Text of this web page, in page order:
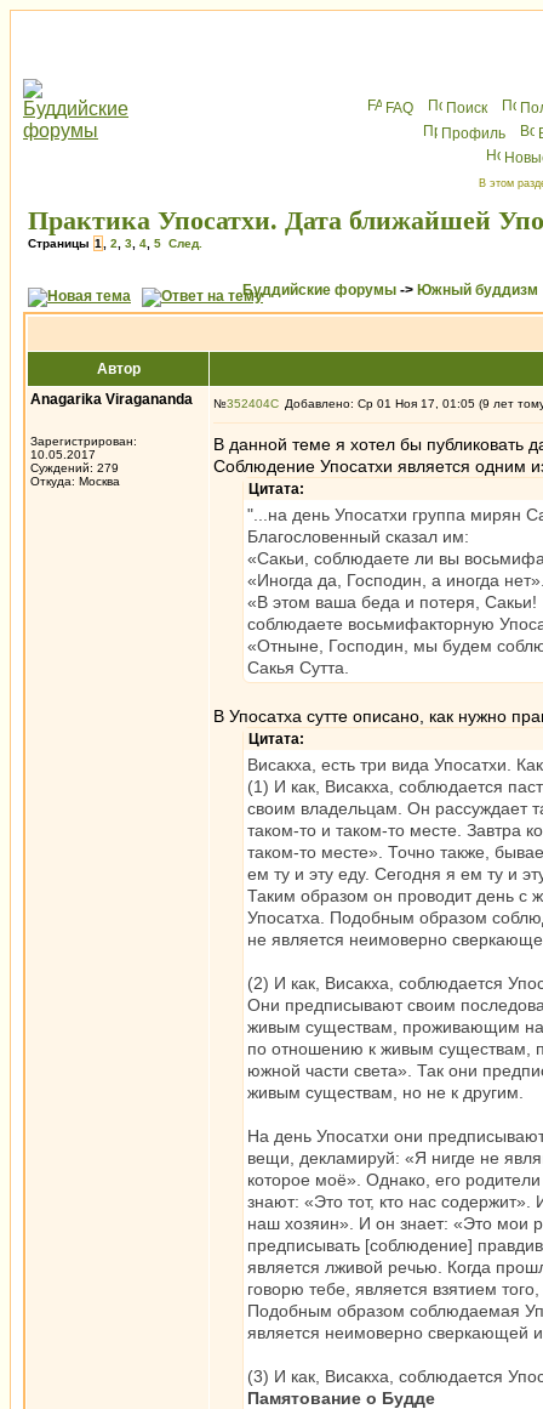
FAQ Поиск
Профиль
В этом
Практика Упосатхи. Дата ближайшей
Страницы 1 2 3 4 5 След.
Буддийские форумы -> Южный буддизм
Автор
Anagarika Viragananda
Зарегистрирован:
10.05.2017
Суждений: 279
Откуда: Москва
№352404 Добавлено: Ср 01 Ноя 17, 01:05 (9 лет
В данной теме я хотел бы публиковать
Соблюдение Упосатхи является одним
Цитата:
"...на день Упосатхи группа мирян
Благословенный сказал им:
«Сакьи, соблюдаете ли вы
«Иногда да, Господин, а иногда
«В этом ваша беда и потеря, Сакьи!
соблюдаете восьмифакторную
«Отныне, Господин, мы будем
Сакья Сутта.
В Упосатха сутте описано, как нужно
Цитата:
Висакха, есть три вида Упосатхи.
(1) И как, Висакха, соблюдается
своим владельцам. Он рассуждает
таком-то и таком-то месте. Завтра
таком-то месте». Точно также,
ем ту и эту еду. Сегодня я ем ту и
Таким образом он проводит день с
Упосатха. Подобным образом
не является неимоверно
(2) И как, Висакха, соблюдается
Они предписывают своим
живым существам, проживающим на
по отношению к живым существам,
южной части света». Так они
живым существам, но не к другим.
На день Упосатхи они
вещи, декламируй: «Я нигде не
которое моё». Однако, его
знают: «Это тот, кто нас
наш хозяин». И он знает: «Это мои
предписывать [соблюдение]
является лживой речью. Когда
говорю тебе, является взятием
Подобным образом соблюдаемая
является неимоверно сверкающей
(3) И как, Висакха, соблюдается
Памятование о Будде